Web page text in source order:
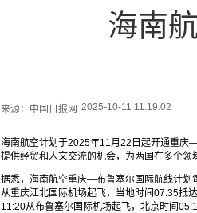
海南
来源： 中国日报网 2025-10-11 11:19:02
海南航空计划于2025年11月22日起开通重庆
提供经贸和人文交流的机会，为两国在多个领
据悉，海南航空重庆—布鲁塞尔国际航线计划
从重庆江北国际机场起飞，当地时间07:35抵
11:20从布鲁塞尔国际机场起飞，北京时间